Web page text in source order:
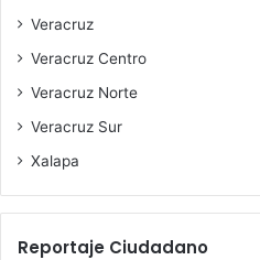
Veracruz
Veracruz Centro
Veracruz Norte
Veracruz Sur
Xalapa
Reportaje Ciudadano